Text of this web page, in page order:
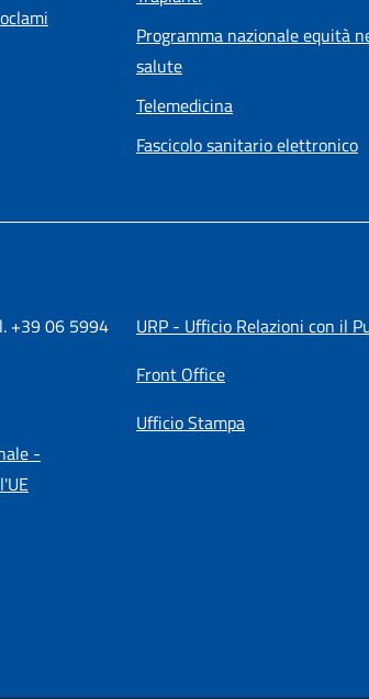
Programma nazionale equità
salute
Telemedicina
Fascicolo sanitario elettronico
+39 06 5994
-
URP - Ufficio Relazioni con il
Front Office
Ufficio Stampa